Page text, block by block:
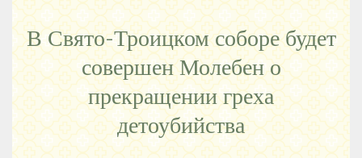
В Свято-Троицком соборе будет
совершен Молебен о
прекращении греха
детоубийства